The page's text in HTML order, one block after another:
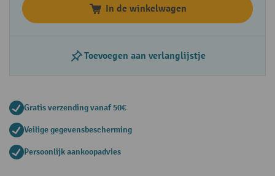
In de winkelwagen
Toevoegen aan verlanglijstje
Gratis verzending vanaf 50€
Veilige gegevensbescherming
Persoonlijk aankoopadvies